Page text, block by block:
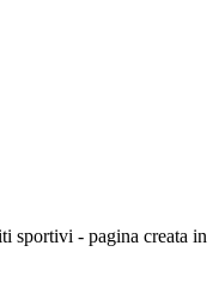
sportivi - pagina creata in